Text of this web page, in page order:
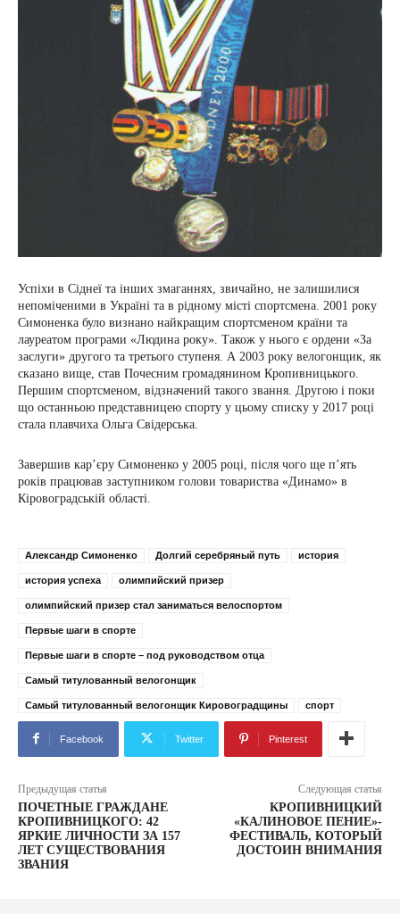
Успіхи в Сіднеї та інших змаганнях, звичайно, не залишилися
непоміченими в Україні та в рідному місті спортсмена. 2001 року
Симоненка було визнано найкращим спортсменом країни та
лауреатом програми «Людина року». Також у нього є ордени «За
заслуги» другого та третього ступеня. А 2003 року велогонщик, як
сказано вище, став Почесним громадянином Кропивницького.
Першим спортсменом, відзначений такого звання. Другою і поки
що останньою представницею спорту у цьому списку у 2017 році
стала плавчиха Ольга Свідерська.
Завершив кар’єру Симоненко у 2005 році, після чого ще п’ять
років працював заступником голови товариства «Динамо» в
Кіровоградській області.
Александр Симоненко Долгий серебряный путь история
история успеха олимпийский призер
олимпийский призер стал заниматься велоспортом
Первые шаги в спорте
Первые шаги в спорте – под руководством отца
Самый титулованный велогонщик
Самый титулованный велогонщик Кировоградщины спорт
Facebook Twitter Pinterest
Предыдущая статья
ПОЧЕТНЫЕ ГРАЖДАНЕ
КРОПИВНИЦКОГО: 42
ЯРКИЕ ЛИЧНОСТИ ЗА 157
ЛЕТ СУЩЕСТВОВАНИЯ
ЗВАНИЯ
Следующая статья
КРОПИВНИЦКИЙ
«КАЛИНОВОЕ ПЕНИЕ»-
ФЕСТИВАЛЬ, КОТОРЫЙ
ДОСТОИН ВНИМАНИЯ